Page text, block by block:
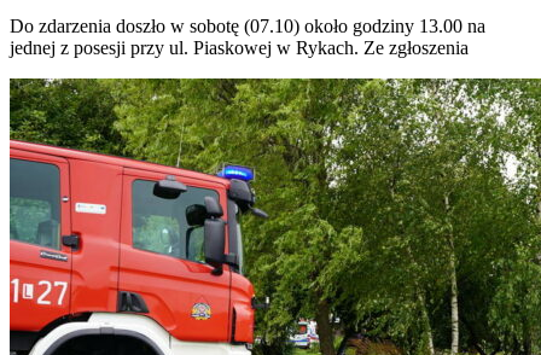
Do zdarzenia doszło w sobotę (07.10) około godziny 13.00 na
jednej z posesji przy ul. Piaskowej w Rykach. Ze zgłoszenia